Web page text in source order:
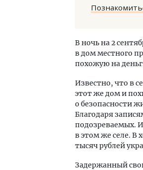
В ночь на 2
в дом местного
похожую на
Известно, что в
этот же дом и
о безопасности
Благодаря
подозреваемых.
в этом же селе. В
тысяч рублей
Задержанный